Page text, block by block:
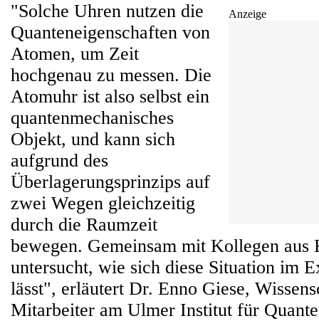
Anzeige
"Solche Uhren nutzen die
Quanteneigenschaften von
Atomen, um Zeit
hochgenau zu messen. Die
Atomuhr ist also selbst ein
quantenmechanisches
Objekt, und kann sich
aufgrund des
Überlagerungsprinzips auf
zwei Wegen gleichzeitig
durch die Raumzeit
bewegen. Gemeinsam mit Kollegen aus
untersucht, wie sich diese Situation im
lässt", erläutert Dr. Enno Giese,
Mitarbeiter am Ulmer Institut für